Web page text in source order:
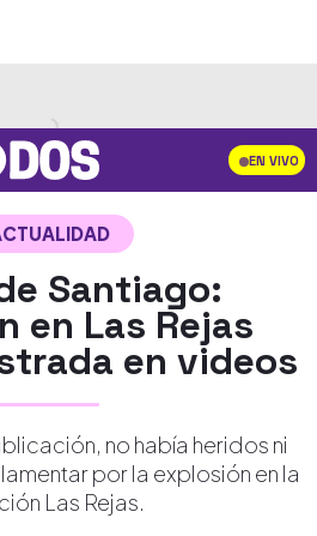
EN VIVO
Santiago:
en Las Rejas
en videos
no había heridos ni
por la explosión en la
Las Rejas.